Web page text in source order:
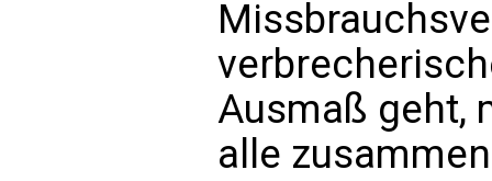
Ausmaß geht,
alle